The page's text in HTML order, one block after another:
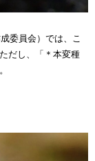
委員会）では、こ
だし、「＊本変種